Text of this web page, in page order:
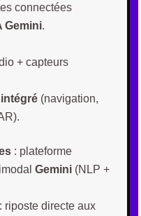
connectées
Gemini.
+ capteurs
(navigation,
: plateforme
Gemini (NLP +
: riposte directe aux